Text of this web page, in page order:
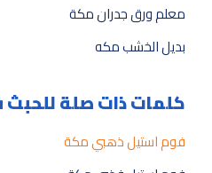
معلم ورق جدران مكة
بديل الخشب مكه
كلمات ذات صلة
فوم استيل ذهبي مكة